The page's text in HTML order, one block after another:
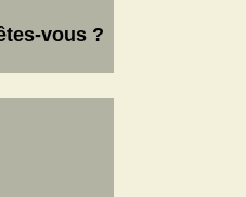
vous ?